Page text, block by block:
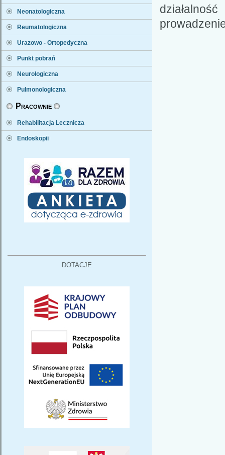
Neonatologiczna
Reumatologiczna
Urazowo - Ortopedyczna
Punkt pobrań
Neurologiczna
Pulmonologiczna
Pracownie
Rehabilitacja Lecznicza
Endoskopii
DOTACJE